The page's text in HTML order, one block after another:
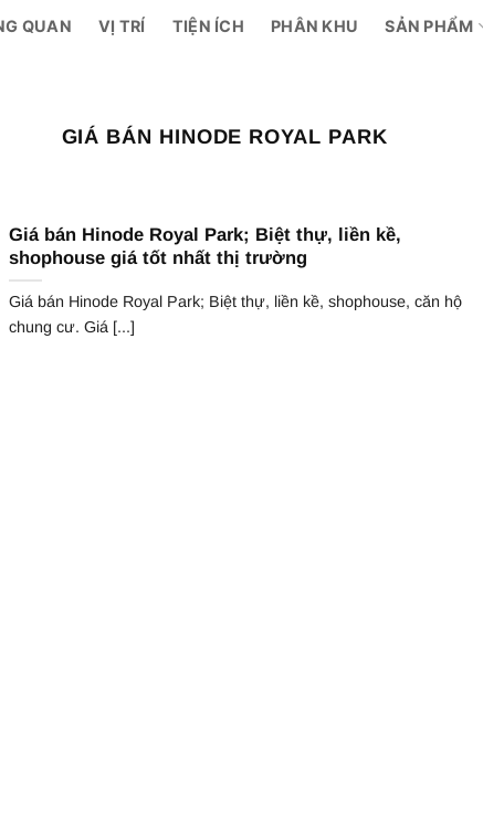
QUAN VỊ TRÍ TIỆN ÍCH PHÂN KHU SẢN PHẨM
GIÁ BÁN HINODE ROYAL PARK
Giá bán Hinode Royal Park; Biệt thự, liền kề,
shophouse giá tốt nhất thị trường
Giá bán Hinode Royal Park; Biệt thự, liền kề, shophouse, căn hộ
chung cư. Giá [...]